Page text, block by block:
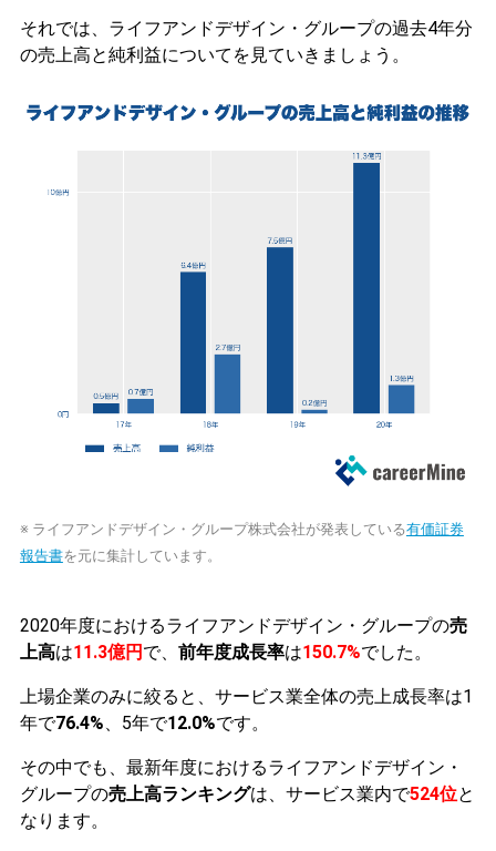
それでは、ライフアンドデザイン・グループの過去4年分
の売上高と純利益についてを見ていきましょう。
※ ライフアンドデザイン・グループ株式会社が発表している有価証券
報告書を元に集計しています。
2020年度におけるライフアンドデザイン・グループの売
上高は11.3億円 で、 前年度成長率は150.7%でした。
上場企業のみに絞ると、サービス業全体の売上成長率は1
年で76.4%、5年で12.0%です。
その中でも、最新年度におけるライフアンドデザイン・
グループの売上高ランキングは、サービス業内で524位と
なります。